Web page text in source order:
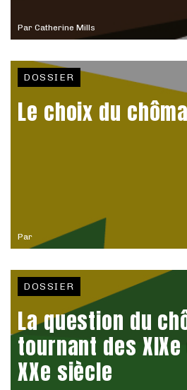
Par Catherine Mills
Par
DOSSIER
Le choix du
DOSSIER
La question du
tournant des
XXe siècle